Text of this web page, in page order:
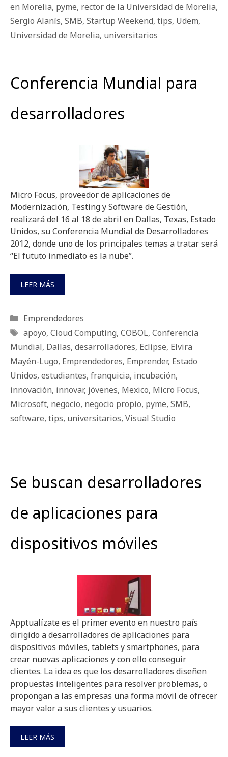
en Morelia, pyme, rector de la Universidad de Morelia,
Sergio Alanís, SMB, Startup Weekend, tips, Udem,
Universidad de Morelia, universitarios
Conferencia Mundial para
desarrolladores
Micro Focus, proveedor de aplicaciones de
Modernización, Testing y Software de Gestión,
realizará del 16 al 18 de abril en Dallas, Texas, Estado
Unidos, su Conferencia Mundial de Desarrolladores
2012, donde uno de los principales temas a tratar será
“El fututo inmediato es la nube”.
LEER MÁS
Categorías
Emprendedores
Etiquetas
apoyo, Cloud Computing, COBOL, Conferencia
Mundial, Dallas, desarrolladores, Eclipse, Elvira
Mayén-Lugo, Emprendedores, Emprender, Estado
Unidos, estudiantes, franquicia, incubación,
innovación, innovar, jóvenes, Mexico, Micro Focus,
Microsoft, negocio, negocio propio, pyme, SMB,
software, tips, universitarios, Visual Studio
Se buscan desarrolladores
de aplicaciones para
dispositivos móviles
Apptualízate es el primer evento en nuestro país
dirigido a desarrolladores de aplicaciones para
dispositivos móviles, tablets y smartphones, para
crear nuevas aplicaciones y con ello conseguir
clientes. La idea es que los desarrolladores diseñen
propuestas inteligentes para resolver problemas, o
propongan a las empresas una forma móvil de ofrecer
mayor valor a sus clientes y usuarios.
LEER MÁS